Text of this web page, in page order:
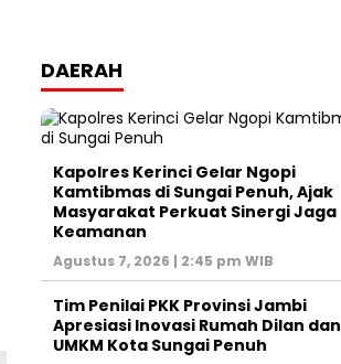
DAERAH
Kapolres Kerinci Gelar Ngopi
Kamtibmas di Sungai Penuh, Ajak
Masyarakat Perkuat Sinergi Jaga
Keamanan
Agustus 7, 2026 | 2:45 pm WIB
Tim Penilai PKK Provinsi Jambi
Apresiasi Inovasi Rumah Dilan dan
UMKM Kota Sungai Penuh